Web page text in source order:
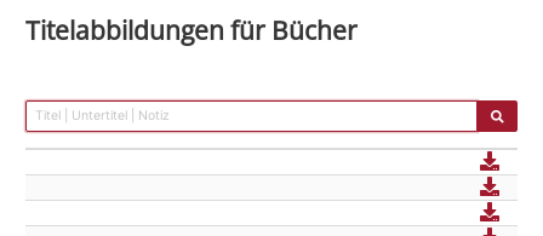
Titelabbildungen für Bücher